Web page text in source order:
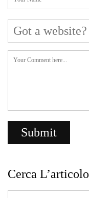
Cerca L’articolo